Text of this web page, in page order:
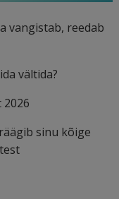
vangistab, reedab
vältida?
sinu kõige